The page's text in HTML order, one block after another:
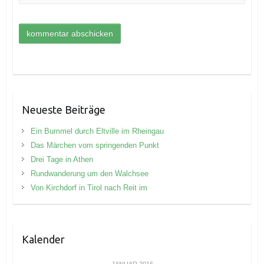
Neueste Beiträge
Ein Bummel durch Eltville im Rheingau
Das Märchen vom springenden Punkt
Drei Tage in Athen
Rundwanderung um den Walchsee
Von Kirchdorf in Tirol nach Reit im
Kalender